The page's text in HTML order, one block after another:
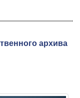
архива